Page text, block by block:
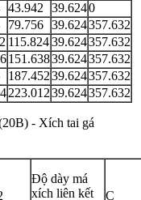
43.942 39.6240
79.756 39.624357.632
115.824 39.624357.632
151.63839.624357.632
187.45239.624357.632
223.01239.624357.632
Độ dày má
xích liên kết
C